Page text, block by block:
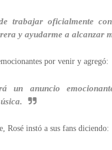
trabajar oficialmente
y ayudarme a alcanzar
por venir y agregó:
un anuncio
Rosé instó a sus fans diciendo: